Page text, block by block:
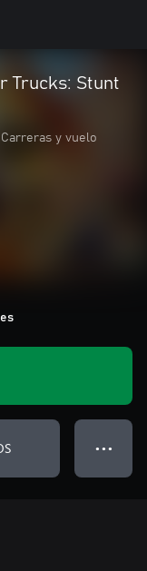
Trucks: Stunt
Carreras y vuelo
● ● ●